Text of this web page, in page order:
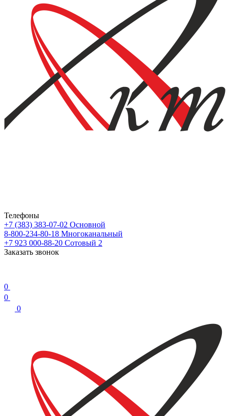
Телефоны
+7 (383) 383-07-02 Основной
8-800-234-80-18 Многоканальный
+7 923 000-88-20 Сотовый 2
Заказать звонок
0
0
0